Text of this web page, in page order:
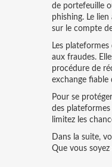
de portefeuille
phishing. Le
sur le compte
Les
aux fraudes.
procédure de
exchange fiable
Pour se
des plateformes
limitez les
Dans la suite,
Que vous